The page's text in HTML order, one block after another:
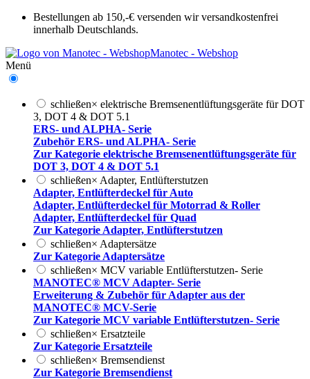
Bestellungen ab 150,-€ versenden wir versandkostenfrei
innerhalb Deutschlands.
Manotec - Webshop
Menü
schließen× elektrische Bremsenentlüftungsgeräte für DOT
3, DOT 4 & DOT 5.1
ERS- und ALPHA- Serie
Zubehör ERS- und ALPHA- Serie
Zur Kategorie elektrische Bremsenentlüftungsgeräte für
DOT 3, DOT 4 & DOT 5.1
schließen× Adapter, Entlüfterstutzen
Adapter, Entlüfterdeckel für Auto
Adapter, Entlüfterdeckel für Motorrad & Roller
Adapter, Entlüfterdeckel für Quad
Zur Kategorie Adapter, Entlüfterstutzen
schließen× Adaptersätze
Zur Kategorie Adaptersätze
schließen× MCV variable Entlüfterstutzen- Serie
MANOTEC® MCV Adapter- Serie
Erweiterung & Zubehör für Adapter aus der
MANOTEC® MCV-Serie
Zur Kategorie MCV variable Entlüfterstutzen- Serie
schließen× Ersatzteile
Zur Kategorie Ersatzteile
schließen× Bremsendienst
Zur Kategorie Bremsendienst